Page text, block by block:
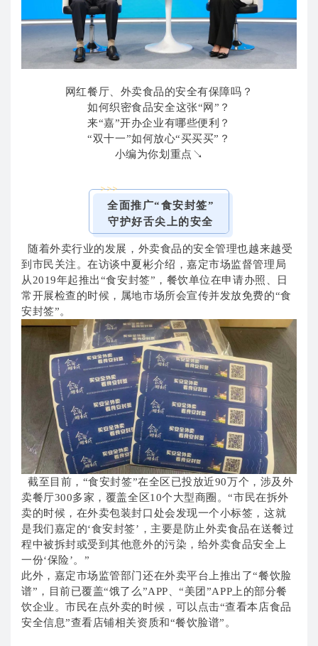
网红餐厅、外卖食品的安全有保障吗？
如何织密食品安全这张“网”？
来“嘉”开办企业有哪些便利？
“双十一”如何放心“买买买”？
小编为你划重点↘
>>>
全面推广“食安封签”
守护好舌尖上的安全
随着外卖行业的发展，外卖食品的安全管理也越来越受
到市民关注。在访谈中夏彬介绍，嘉定市场监督管理局
从2019年起推出“食安封签”，餐饮单位在申请办照、日
常开展检查的时候，属地市场所会宣传并发放免费的“食
安封签”。
截至目前，“食安封签”在全区已投放近90万个，涉及外
卖餐厅300多家，覆盖全区10个大型商圈。“市民在拆外
卖的时候，在外卖包装封口处会发现一个小标签，这就
是我们嘉定的‘食安封签’，主要是防止外卖食品在送餐过
程中被拆封或受到其他意外的污染，给外卖食品安全上
一份‘保险’。”
此外，嘉定市场监管部门还在外卖平台上推出了“餐饮脸
谱”，目前已覆盖“饿了么”APP、“美团”APP上的部分餐
饮企业。市民在点外卖的时候，可以点击“查看本店食品
安全信息”查看店铺相关资质和“餐饮脸谱”。